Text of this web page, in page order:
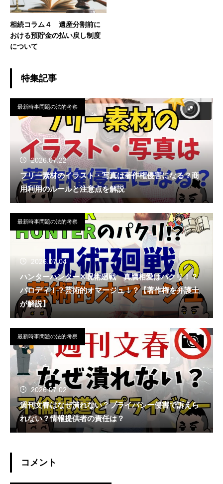
相続コラム４ 遺産分割前に
おける預貯金の払い戻し制度
について
特集記事
最新時事問題の法的考察
2026.07.22
フリー素材のイラスト・写真は著作権侵害になる？商
用利用のルールと注意点を解説
最新時事問題の法的考察
2026.07.04
ハンターハンター✕呪術廻戦 真贋相愛はパクリ！？
パロディ！？芸術的オマージュ！？【著作権を弁護士
が解説】
最新時事問題の法的考察
2026.07.02
週刊文春はなぜ潰れない？プライバシー侵害で訴えら
れない？情報提供者の責任は？
コメント